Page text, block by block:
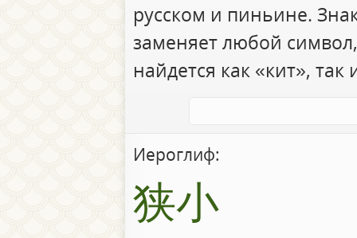
русском и пиньине.
заменяет любой
найдется как «кит», так
Иероглиф:
狭小